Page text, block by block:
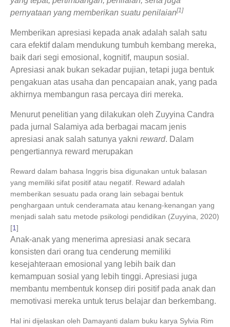
pernyataan yang memberikan suatu penilaian[1]
Memberikan apresiasi kepada anak adalah salah satu
cara efektif dalam mendukung tumbuh kembang mereka,
baik dari segi emosional, kognitif, maupun sosial.
Apresiasi anak bukan sekadar pujian, tetapi juga bentuk
pengakuan atas usaha dan pencapaian anak, yang pada
akhirnya membangun rasa percaya diri mereka.
Menurut penelitian yang dilakukan oleh Zuyyina Candra
pada jurnal Salamiya ada berbagai macam jenis
apresiasi anak salah satunya yakni reward. Dalam
pengertiannya reward merupakan
Reward dalam bahasa Inggris bisa digunakan untuk balasan
yang memiliki sifat positif atau negatif. Reward adalah
memberikan sesuatu pada orang lain sebagai bentuk
penghargaan untuk cenderamata atau kenang-kenangan yang
menjadi salah satu metode psikologi pendidikan (Zuyyina, 2020)
[1]
Anak-anak yang menerima apresiasi anak secara
konsisten dari orang tua cenderung memiliki
kesejahteraan emosional yang lebih baik dan
kemampuan sosial yang lebih tinggi. Apresiasi juga
membantu membentuk konsep diri positif pada anak dan
memotivasi mereka untuk terus belajar dan berkembang.
Hal ini dijelaskan oleh Damayanti dalam buku karya Sylvia Rim